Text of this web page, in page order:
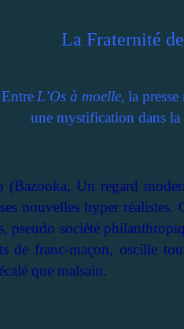
La Fraternité
Entre L’Os à moelle, la
une mystification dans la
Un regard
nouvelles hyper
pseudo société
de franc-maçon, oscille
que malsain.